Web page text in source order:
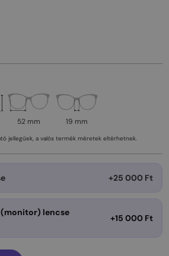
52 mm 19 mm
jellegűek, a valós termék méretek eltérhetnek.
+25 000 Ft
lencse
+15 000 Ft